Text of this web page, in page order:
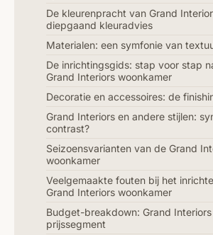
De kleurenpracht van Grand
diepgaand kleuradvies
Materialen: een symfonie van
De inrichtingsgids: stap voor stap
Grand Interiors woonkamer
Decoratie en accessoires: de
Grand Interiors en andere stijlen:
contrast?
Seizoensvarianten van de Grand
woonkamer
Veelgemaakte fouten bij het
Grand Interiors woonkamer
Budget-breakdown: Grand
prijssegment